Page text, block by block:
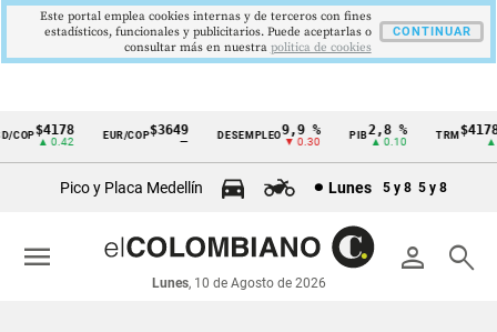
Cintillo
económicos
Colombia
$4178
▲ 0.42
EUR/COP$3649 DESEMPLEO 9,9 %
▼ 0.30
PIB2,8 %
▲ 0.10
TRM
▲
Pico y Placa Medellín Lunes 5 y 8 5 y 8
person search
Lunes, 10 de Agosto de 2026
menu
Este portal emplea cookies internas y de terceros con fines
estadísticos, funcionales y publicitarios. Puede aceptarlas o
consultar más en nuestra politica de cookies
CONTINUAR